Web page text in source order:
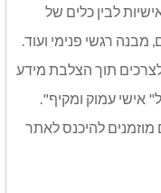
לבין כלים של
מבנה רגשי פנימי ועוד.
תוך הצלבת מידע
עמוק ומקיף".
מוזמנים להיכנס לאתר